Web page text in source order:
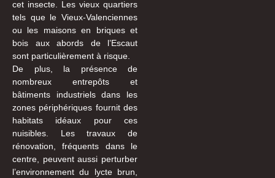
cet insecte. Les vieux quartiers
tels que le Vieux-Valenciennes
ou les maisons en briques et
bois aux abords de l’Escaut
sont particulièrement à risque.
De plus, la présence de
nombreux entrepôts et
bâtiments industriels dans les
zones périphériques fournit des
habitats idéaux pour ces
nuisibles. Les travaux de
rénovation, fréquents dans le
centre, peuvent aussi perturber
l’environnement du lycte brun,